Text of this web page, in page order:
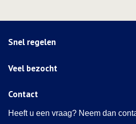
Snel regelen
Veel bezocht
Contact
Heeft u een vraag? Neem dan